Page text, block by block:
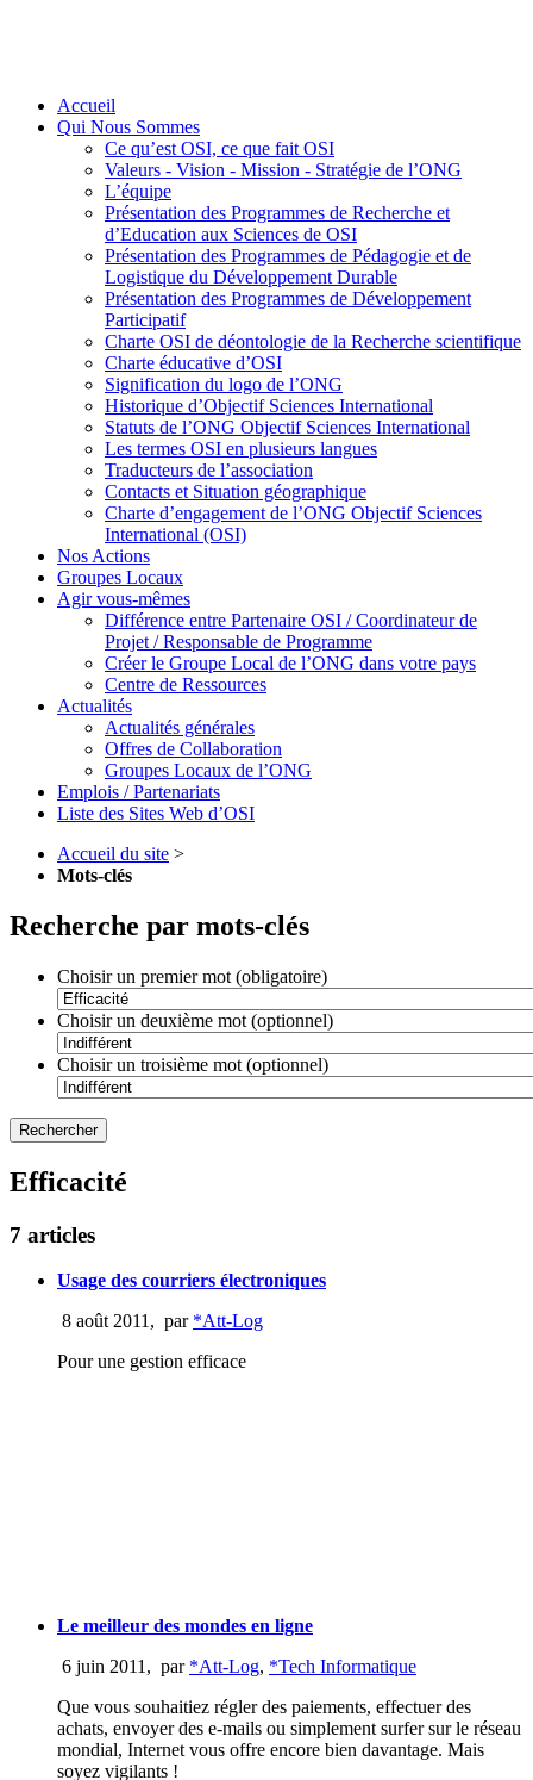
Accueil
Qui Nous Sommes
Ce qu’est OSI, ce que fait OSI
Valeurs - Vision - Mission - Stratégie de l’ONG
L’équipe
Présentation des Programmes de Recherche et
d’Education aux Sciences de OSI
Présentation des Programmes de Pédagogie et de
Logistique du Développement Durable
Présentation des Programmes de Développement
Participatif
Charte OSI de déontologie de la Recherche scientifique
Charte éducative d’OSI
Signification du logo de l’ONG
Historique d’Objectif Sciences International
Statuts de l’ONG Objectif Sciences International
Les termes OSI en plusieurs langues
Traducteurs de l’association
Contacts et Situation géographique
Charte d’engagement de l’ONG Objectif Sciences
International (OSI)
Nos Actions
Groupes Locaux
Agir vous-mêmes
Différence entre Partenaire OSI / Coordinateur de
Projet / Responsable de Programme
Créer le Groupe Local de l’ONG dans votre pays
Centre de Ressources
Actualités
Actualités générales
Offres de Collaboration
Groupes Locaux de l’ONG
Emplois / Partenariats
Liste des Sites Web d’OSI
Accueil du site >
Mots-clés
Recherche par mots-clés
Choisir un premier mot (obligatoire)
Choisir un deuxième mot (optionnel)
Choisir un troisième mot (optionnel)
Efficacité
7 articles
Usage des courriers électroniques
8 août 2011 , par *Att-Log
Pour une gestion efficace
Le meilleur des mondes en ligne
6 juin 2011 , par *Att-Log, *Tech Informatique
Que vous souhaitiez régler des paiements, effectuer des
achats, envoyer des e-mails ou simplement surfer sur le réseau
mondial, Internet vous offre encore bien davantage. Mais
soyez vigilants !